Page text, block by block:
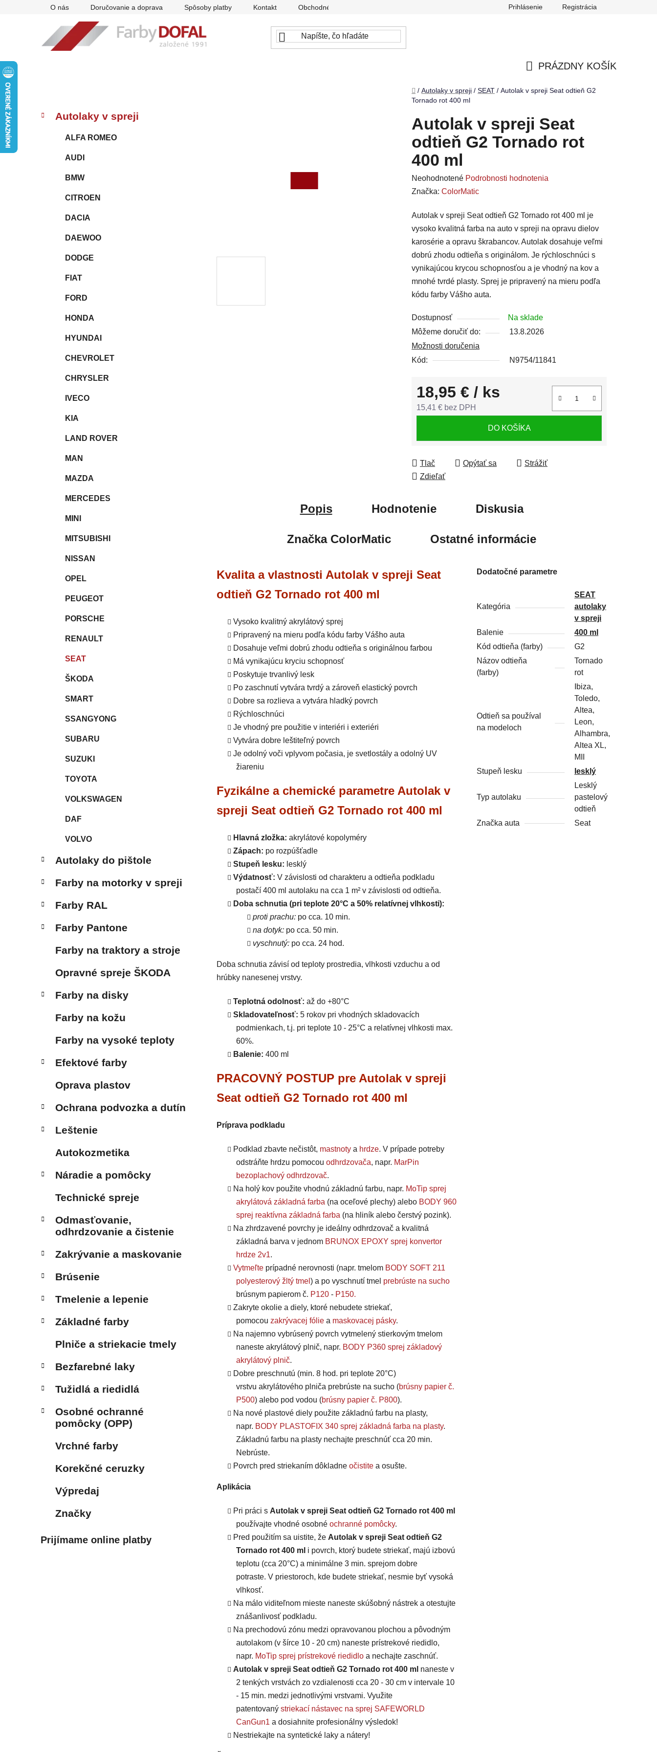
O nás Doručovanie a doprava Spôsoby platby Kontakt Obchodné podmienky Reklamačný poriadok Odstúpenie od zmluvy
Prihlásenie Registrácia
PRÁZDNY KOŠÍK
Domov
/ Autolaky v spreji / SEAT / Autolak v spreji Seat odtieň G2
Tornado rot 400 ml
B
kategórie
a
Autolaky v spreji
ALFA ROMEO
AUDI
BMW
CITROEN
DACIA
DAEWOO
DODGE
FIAT
FORD
HONDA
HYUNDAI
CHEVROLET
CHRYSLER
IVECO
KIA
LAND ROVER
MAN
MAZDA
MERCEDES
MINI
MITSUBISHI
NISSAN
OPEL
PEUGEOT
PORSCHE
RENAULT
SEAT
ŠKODA
SMART
SSANGYONG
SUBARU
SUZUKI
TOYOTA
VOLKSWAGEN
DAF
VOLVO
Autolaky do pištole
Farby na motorky v spreji
Farby RAL
Farby Pantone
Farby na traktory a stroje
Opravné spreje ŠKODA
Farby na disky
Farby na kožu
Farby na vysoké teploty
Efektové farby
Oprava plastov
Ochrana podvozka a dutín
Leštenie
Autokozmetika
Náradie a pomôcky
Technické spreje
Odmasťovanie,
odhrdzovanie a čistenie
Zakrývanie a maskovanie
Brúsenie
Tmelenie a lepenie
Základné farby
Plniče a striekacie tmely
Bezfarebné laky
Tužidlá a riedidlá
Osobné ochranné
pomôcky (OPP)
Vrchné farby
Korekčné ceruzky
Výpredaj
Značky
Prijímame online platby
Autolak v spreji Seat
odtieň G2 Tornado rot
400 ml
Priemerné
hodnotenie
je
0,0
z
5
hviezdičiek.
Neohodnotené Podrobnosti hodnotenia
Značka: ColorMatic
Autolak v spreji Seat odtieň G2 Tornado rot 400 ml je
vysoko kvalitná farba na auto v spreji na opravu dielov
karosérie a opravu škrabancov. Autolak dosahuje veľmi
dobrú zhodu odtieňa s originálom. Je rýchloschnúci s
vynikajúcou krycou schopnosťou a je vhodný na kov a
mnohé tvrdé plasty. Sprej je pripravený na mieru podľa
kódu farby Vášho auta.
Dostupnosť
Na sklade
Môžeme doručiť do:
13.8.2026
Možnosti doručenia
Kód:
N9754/11841
18,95 € / ks
15,41 € bez DPH
DO KOŠÍKA
Tlač Opýtať sa
Strážiť
Zdieľať
Popis Hodnotenie Diskusia
ZnačkaColorMatic Ostatné informácie
Kvalita a vlastnosti Autolak v spreji Seat
odtieň G2 Tornado rot 400 ml
Vysoko kvalitný akrylátový sprej
Pripravený na mieru podľa kódu farby Vášho auta
Dosahuje veľmi dobrú zhodu odtieňa s originálnou farbou
Má vynikajúcu kryciu schopnosť
Poskytuje trvanlivý lesk
Po zaschnutí vytvára tvrdý a zároveň elastický povrch
Dobre sa rozlieva a vytvára hladký povrch
Rýchloschnúci
Je vhodný pre použitie v interiéri i exteriéri
Vytvára dobre leštiteľný povrch
Je odolný voči vplyvom počasia, je svetlostály a odolný UV
žiareniu
Fyzikálne a chemické parametre Autolak v
spreji Seat odtieň G2 Tornado rot 400 ml
Hlavná zložka: akrylátové kopolyméry
Zápach: po rozpúšťadle
Stupeň lesku: lesklý
Výdatnosť: V závislosti od charakteru a odtieňa podkladu
postačí 400 ml autolaku na cca 1 m² v závislosti od odtieňa.
Doba schnutia (pri teplote 20°C a 50% relatívnej vlhkosti):
proti prachu: po cca. 10 min.
na dotyk: po cca. 50 min.
vyschnutý: po cca. 24 hod.
Doba schnutia závisí od teploty prostredia, vlhkosti vzduchu a od
hrúbky nanesenej vrstvy.
Teplotná odolnosť: až do +80°C
Skladovateľnosť: 5 rokov pri vhodných skladovacích
podmienkach, t.j. pri teplote 10 - 25°C a relatívnej vlhkosti max.
60%.
Balenie: 400 ml
PRACOVNÝ POSTUP pre Autolak v spreji
Seat odtieň G2 Tornado rot 400 ml
Príprava podkladu
Podklad zbavte nečistôt, mastnoty a hrdze. V prípade potreby
odstráňte hrdzu pomocou odhrdzovača, napr. MarPin
bezoplachový odhrdzovač.
Na holý kov použite vhodnú základnú farbu, napr. MoTip sprej
akrylátová základná farba (na oceľové plechy) alebo BODY 960
sprej reaktívna základná farba (na hliník alebo čerstvý pozink).
Na zhrdzavené povrchy je ideálny odhrdzovač a kvalitná
základná barva v jednom BRUNOX EPOXY sprej konvertor
hrdze 2v1.
Vytmeľte prípadné nerovnosti (napr. tmelom BODY SOFT 211
polyesterový žltý tmel ) a po vyschnutí tmel prebrúste na sucho
brúsnym papierom č. P120 - P150.
Zakryte okolie a diely, ktoré nebudete striekať,
pomocou zakrývacej fólie a maskovacej pásky.
Na najemno vybrúsený povrch vytmelený stierkovým tmelom
naneste akrylátový plnič, napr. BODY P360 sprej základový
akrylátový plnič.
Dobre preschnutú (min. 8 hod. pri teplote 20°C)
vrstvu akrylátového plniča prebrúste na sucho (brúsny papier č.
P500) alebo pod vodou (brúsny papier č. P800).
Na nové plastové diely použite základnú farbu na plasty,
napr. BODY PLASTOFIX 340 sprej základná farba na plasty.
Základnú farbu na plasty nechajte preschnúť cca 20 min.
Nebrúste.
Povrch pred striekaním dôkladne očistite a osušte.
Aplikácia
Pri práci s Autolak v spreji Seat odtieň G2 Tornado rot 400 ml
používajte vhodné osobné ochranné pomôcky.
Pred použitím sa uistite, že Autolak v spreji Seat odtieň G2
Tornado rot 400 ml i povrch, ktorý budete striekať, majú izbovú
teplotu (cca 20°C) a minimálne 3 min. sprejom dobre
potraste. V priestoroch, kde budete striekať, nesmie byť vysoká
vlhkosť.
Na málo viditeľnom mieste naneste skúšobný nástrek a otestujte
znášanlivosť podkladu.
Na prechodovú zónu medzi opravovanou plochou a pôvodným
autolakom (v šírce 10 - 20 cm) naneste prístrekové riedidlo,
napr. MoTip sprej prístrekové riedidlo a nechajte zaschnúť.
Autolak v spreji Seat odtieň G2 Tornado rot 400 ml naneste v
2 tenkých vrstvách zo vzdialenosti cca 20 - 30 cm v intervale 10
- 15 min. medzi jednotlivými vrstvami. Využite
patentovaný striekací nástavec na sprej SAFEWORLD
CanGun1 a dosiahnite profesionálny výsledok!
Nestriekajte na syntetické laky a nátery!
Dodatočné parametre
Kategória
SEAT
autolaky
v spreji
Balenie
400 ml
Kód odtieňa (farby)
G2
Názov odtieňa
(farby)
Tornado
rot
Odtieň sa používal
na modeloch
Ibiza,
Toledo,
Altea,
Leon,
Alhambra,
Altea XL,
MII
Stupeň lesku
lesklý
Typ autolaku
Lesklý
pastelový
odtieň
Značka auta
Seat